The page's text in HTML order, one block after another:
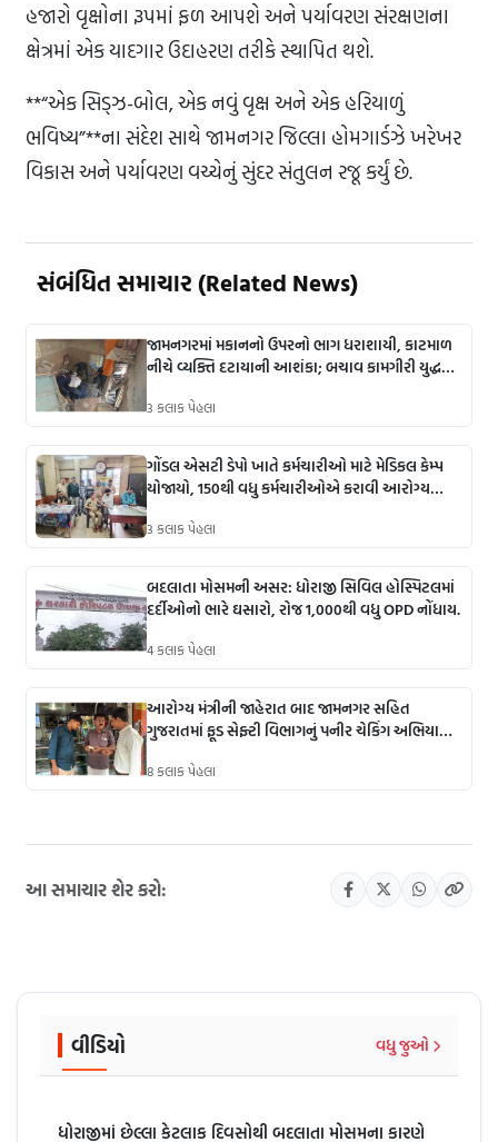
હજારો વૃક્ષોના રૂપમાં ફળ આપશે અને પર્યાવરણ સંરક્ષણના
ક્ષેત્રમાં એક યાદગાર ઉદાહરણ તરીકે સ્થાપિત થશે.
**“એક સિડ્ઝ-બોલ, એક નવું વૃક્ષ અને એક હરિયાળું
ભવિષ્ય”**ના સંદેશ સાથે જામનગર જિલ્લા હોમગાર્ડઝે ખરેખર
વિકાસ અને પર્યાવરણ વચ્ચેનું સુંદર સંતુલન રજૂ કર્યું છે.
સંબંધિત સમાચાર (Related News)
જામનગરમાં મકાનનો ઉપરનો ભાગ ધરાશાયી, કાટમાળ
નીચે વ્યક્તિ દટાયાની આશંકા; બચાવ કામગીરી યુદ્ધના
3 કલાક પેહલા
ગોંડલ એસટી ડેપો ખાતે કર્મચારીઓ માટે મેડિકલ કેમ્પ
યોજાયો, 150થી વધુ કર્મચારીઓએ કરાવી આરોગ્ય
3 કલાક પેહલા
બદલાતા મોસમની અસર: ધોરાજી સિવિલ હોસ્પિટલમાં
દર્દીઓનો ભારે ઘસારો, રોજ 1,000થી વધુ OPD નોંધાય.
4 કલાક પેહલા
આરોગ્ય મંત્રીની જાહેરાત બાદ જામનગર સહિત
ગુજરાતમાં ફૂડ સેફ્ટી વિભાગનું પનીર ચેકિંગ અભિયાન
8 કલાક પેહલા
આ સમાચાર શેર કરો:
વીડિયો વધુ જુઓ
ધોરાજીમાં છેલ્લા કેટલાક દિવસોથી બદલાતા મોસમના કારણે